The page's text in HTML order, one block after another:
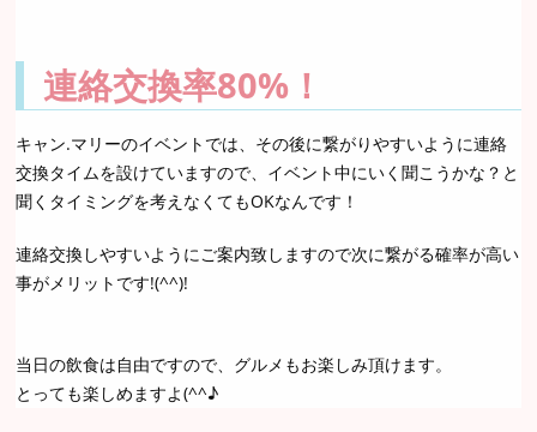
連絡交換率80%！
キャン.マリーのイベントでは、その後に繋がりやすいように連絡
交換タイムを設けていますので、イベント中にいく聞こうかな？と
聞くタイミングを考えなくてもOKなんです！
連絡交換しやすいようにご案内致しますので次に繋がる確率が高い
事がメリットです!(^^)!
当日の飲食は自由ですので、グルメもお楽しみ頂けます。
とっても楽しめますよ(^^♪